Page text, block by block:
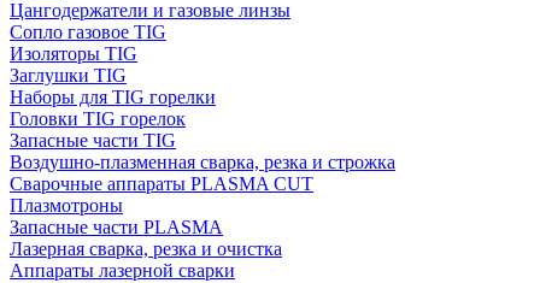
Цангодержатели и газовые линзы
Сопло газовое TIG
Изоляторы TIG
Заглушки TIG
Наборы для TIG горелки
Головки TIG горелок
Запасные части TIG
Воздушно-плазменная сварка, резка и строжка
Сварочные аппараты PLASMA CUT
Плазмотроны
Запасные части PLASMA
Лазерная сварка, резка и очистка
Аппараты лазерной сварки